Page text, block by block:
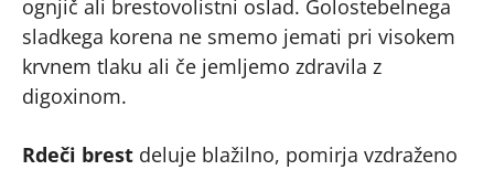
ognjič ali brestovolistni oslad. Golostebelnega
sladkega korena ne smemo jemati pri visokem
krvnem tlaku ali če jemljemo zdravila z
digoxinom.
Rdeči brest deluje blažilno, pomirja vzdraženo